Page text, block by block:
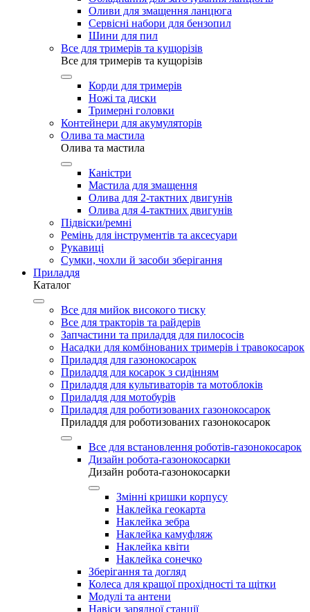
Оливи для змащення ланцюга
Сервісні набори для бензопил
Шини для пил
Все для тримерів та кущорізів
Все для тримерів та кущорізів
Корди для тримерів
Ножі та диски
Тримерні головки
Контейнери для акумуляторів
Олива та мастила
Олива та мастила
Каністри
Мастила для змащення
Олива для 2-тактних двигунів
Олива для 4-тактних двигунів
Підвіски/ремні
Ремінь для інструментів та аксесуари
Рукавиці
Сумки, чохли й засоби зберігання
Приладдя
Каталог
Все для мийок високого тиску
Все для тракторів та райдерів
Запчастини та приладдя для пилососів
Насадки для комбінованих тримерів і травокосарок
Приладдя для газонокосарок
Приладдя для косарок з сидінням
Приладдя для культиваторів та мотоблоків
Приладдя для мотобурів
Приладдя для роботизованих газонокосарок
Приладдя для роботизованих газонокосарок
Все для встановлення роботів-газонокосарок
Дизайн робота-газонокосарки
Дизайн робота-газонокосарки
Змінні кришки корпусу
Наклейка геокарта
Наклейка зебра
Наклейка камуфляж
Наклейка квіти
Наклейка сонечко
Зберігання та догляд
Колеса для кращої прохідності та щітки
Модулі та антени
Навіси зарядної станції